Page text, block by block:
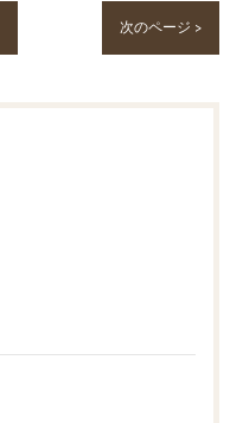
次のページ >